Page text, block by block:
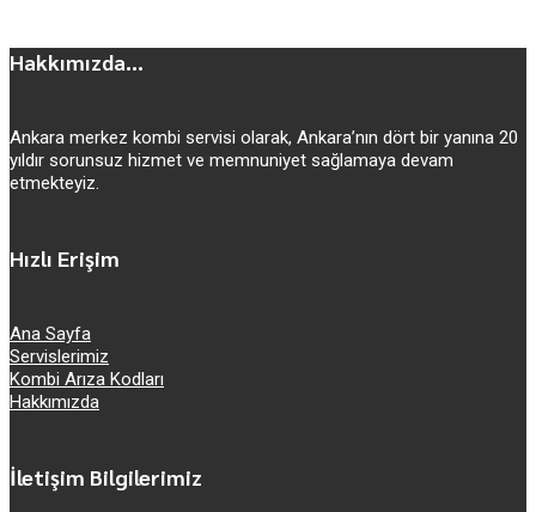
Hakkımızda...
Ankara merkez kombi servisi olarak, Ankara’nın dört bir yanına 20
yıldır sorunsuz hizmet ve memnuniyet sağlamaya devam
etmekteyiz.
Hızlı Erişim
Ana Sayfa
Servislerimiz
Kombi Arıza Kodları
Hakkımızda
İletişim Bilgilerimiz